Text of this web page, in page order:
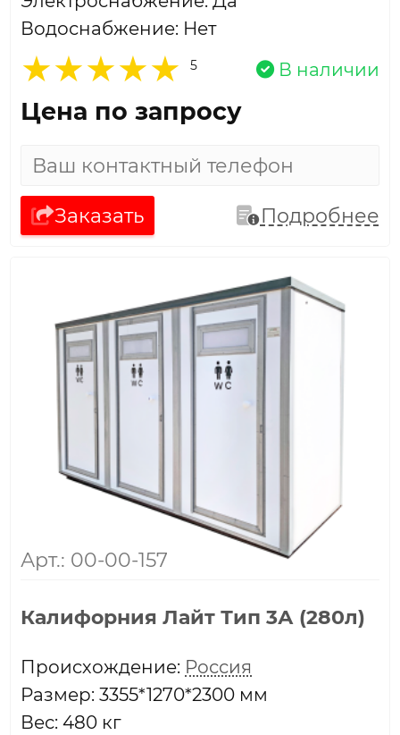
Водоснабжение: Нет
5 В наличии
Цена по запросу
Заказать Подробнее
Арт.: 00-00-157
Калифорния Лайт Тип 3А (280л)
Проиcхождение: Россия
Размер: 3355*1270*2300 мм
Вес: 480 кг